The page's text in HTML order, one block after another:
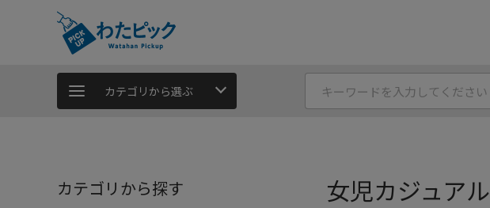
カテゴリから選ぶ
カテゴリから探す 女児カジュアル